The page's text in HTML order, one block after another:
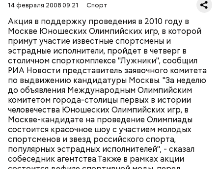
14 февраля 2008 09:21 Спорт
Акция в поддержку проведения в 2010 году в
Москве Юношеских Олимпийских игр, в которой
примут участие известные спортсмены и
эстрадные исполнители, пройдет в четверг в
столичном спорткомплексе "Лужники", сообщил
РИА Новости представитель заявочного комитета
по выдвижению кандидатуры Москвы. "За неделю
до объявления Международным Олимпийским
комитетом города-столицы первых в истории
человечества Юношеских Олимпийских игр, в
Москве-кандидате на проведение Олимпиады
состоится красочное шоу с участием молодых
спортсменов и звезд российского спорта,
популярных эстрадных исполнителей", - сказал
собеседник агентства.Также в рамках акции